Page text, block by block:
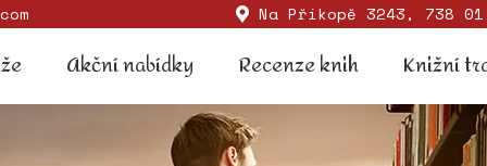
Na Příkopě 3243, 738
Akční nabídky Recenze knih Knižní
Akční nabídky Recenze knih